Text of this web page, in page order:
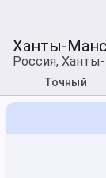
Ханты-
Россия,
Точный